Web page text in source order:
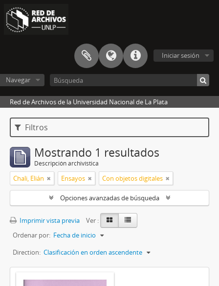
Iniciar sesión
Navegar
Red de Archivos de la Universidad Nacional de La Plata
Filtros
Mostrando 1 resultados
Descripción archivística
Chali, Elián Ensayos Con objetos digitales
Opciones avanzadas de búsqueda
Imprimir vista previa
Ver :
Ordenar por: Fecha de inicio
Direction: Clasificación en orden ascendente